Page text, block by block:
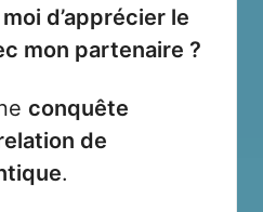
d’apprécier le
mon partenaire ?
conquête
de
.